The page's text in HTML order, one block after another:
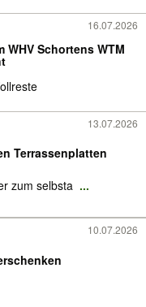
16.07.2026
WHV Schortens WTM
13.07.2026
Terrassenplatten
zum selbsta ...
10.07.2026